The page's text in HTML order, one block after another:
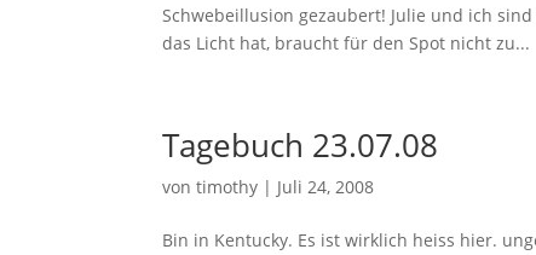
Schwebeillusion gezaubert! Julie und ich
das Licht hat, braucht für den Spot nicht zu...
Tagebuch 23.07.08
vontimothy | Juli 24, 2008
Bin in Kentucky. Es ist wirklich heiss hier.